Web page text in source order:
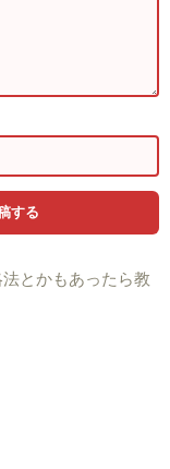
とかもあったら教